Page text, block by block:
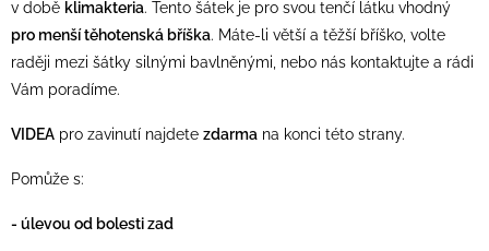
v době klimakteria. Tento šátek je pro svou tenčí látku vhodný
pro menší těhotenská bříška. Máte-li větší a těžší bříško, volte
raději mezi šátky silnými bavlněnými, nebo nás kontaktujte a rádi
Vám poradíme.
VIDEA pro zavinutí najdete zdarma na konci této strany.
Pomůže s:
- úlevou od bolesti zad